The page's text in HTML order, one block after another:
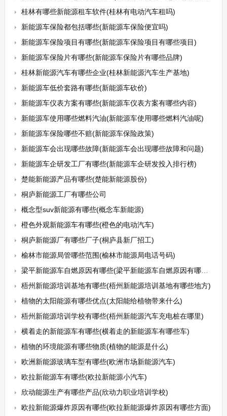
桂林有哪些新能源租车软件(桂林有电动汽车租吗)
新能源车保险都包括哪些(新能源车保险便宜吗)
新能源车保险项目有哪些(新能源车保险项目有哪些项目)
新能源车保险片有哪些(新能源车保险片有哪些品牌)
桂林新能源汽车有哪些企业(桂林新能源汽车生产基地)
新能源车低价套路有哪些(新能源车砍价)
新能源车仪表方案有哪些(新能源车仪表方案有哪些内容)
新能源车使用哪些燃料汽油(新能源车使用哪些燃料汽油呢)
新能源车保险哪些不赔(新能源车保险政策)
新能源车会出现哪些故障(新能源车会出现哪些故障和问题)
新能源车企研发工厂有哪些(新能源车企研发投入排行榜)
楚能新能源产品有哪些(楚能新能源股份)
桐庐新能源工厂有哪些公司
概念型suv新能源有哪些(概念车新能源)
橙色外观新能源车有哪些(橙色的电动汽车)
桐庐新能源厂有哪些厂子(桐庐县新厂招工)
榆林市能源局管哪些范围(榆林市能源局电话号码)
梁平新能源车自燃原因有哪些(梁平新能源车自燃原因有哪些地方)
梧州新能源培训基地有哪些(梧州新能源培训基地有哪些地方)
植物的太阳能源有哪些优点(太阳能给植物带来什么)
梧州新能源培训学校有哪些(梧州新能源汽车充电桩在哪里)
横着走的新能源车有哪些(横着走的新能源车有哪些车)
植物的环境能源有哪些物质(植物的能源是什么)
欧洲新能源玻璃车型有哪些(欧洲市场新能源汽车)
欧拉新能源车有哪些(欧拉新能源小汽车)
欣动能源生产有哪些产品(欣动力职业培训学校)
欧拉新能源爆炸原因有哪些(欧拉新能源爆炸原因有哪些方面)